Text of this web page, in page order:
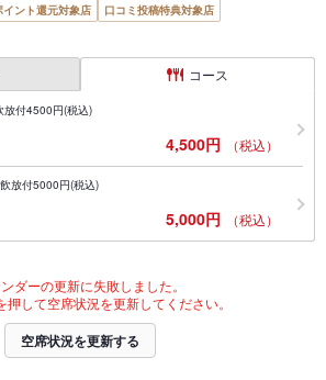
イント還元対象店
口コミ投稿特典対象店
コース
放付4500円(税込)
4,500円 （税込）
放付5000円(税込)
5,000円 （税込）
ダーの更新に失敗しました。
押して空席状況を更新してください。
空席状況を更新する